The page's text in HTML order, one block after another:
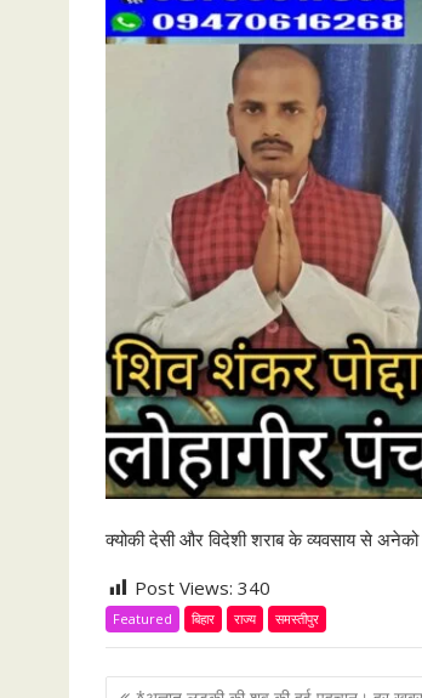
क्योकी देसी और विदेशी शराब के व्यवसाय से
Post Views: 340
Featured बिहार राज्य समस्तीपुर